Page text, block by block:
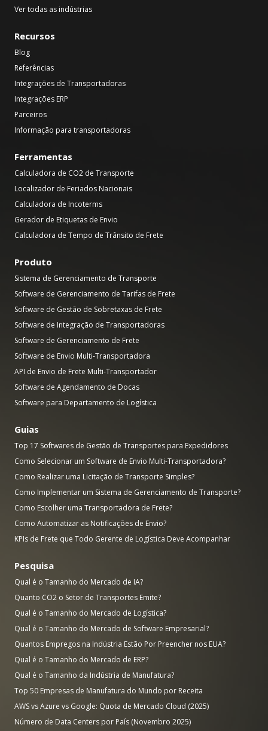
Ver todas as indústrias
Recursos
Blog
Referências
Integrações de Transportadoras
Integrações ERP
Parceiros
Informação para transportadoras
Ferramentas
Calculadora de CO2 de Transporte
Localizador de Feriados Nacionais
Calculadora de Incoterms
Gerador de Etiquetas de Envio
Calculadora de Tempo de Trânsito de Frete
Produto
Sistema de Gerenciamento de Transporte
Software de Gerenciamento de Tarifas de Frete
Software de Gestão de Sobretaxas de Frete
Software de Integração de Transportadoras
Software de Gerenciamento de Frete
Software de Envio Multi-Transportadora
API de Envio de Frete Multi-Transportador
Software de Agendamento de Docas
Software para Departamento de Logística
Guias
Top 17 Softwares de Gestão de Transportes para Expedidores
Como Selecionar um Software de Envio Multi-Transportadora?
Como Realizar uma Licitação de Transporte Simples?
Como Implementar um Sistema de Gerenciamento de Transporte?
Como Escolher uma Transportadora de Frete?
Como Automatizar as Notificações de Envio?
KPIs de Frete que Todo Gerente de Logística Deve Acompanhar
Pesquisa
Qual é o Tamanho do Mercado de IA?
Quanto CO2 o Setor de Transportes Emite?
Qual é o Tamanho do Mercado de Logística?
Qual é o Tamanho do Mercado de Software Empresarial?
Quantos Empregos na Indústria Estão Por Preencher nos EUA?
Qual é o Tamanho do Mercado de ERP?
Qual é o Tamanho da Indústria de Manufatura?
Top 50 Empresas de Manufatura do Mundo por Receita
AWS vs Azure vs Google: Quota de Mercado Cloud (2025)
Número de Data Centers por País (Novembro 2025)